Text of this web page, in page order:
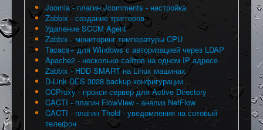
Joomla - плагин Jcomments - настройка
Zabbix - создание триггеров
Удаление SCCM Agent
Zabbix - мониторинг температуры CPU
Tacacs+ для Windows с авторизацией через LDAP
Apache2 - несколько сайтов на одном IP адресе
Zabbix - HDD SMART на Linux машинах
D-Link DES 3028 backup конфигурации
CCProxy - прокси сервер для Active Directory
CACTI - плагин FlowView - анализ NetFlow
CACTI - плагин Thold - уведомления на сотовый
телефон